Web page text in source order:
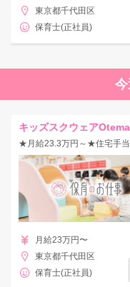
東京都千代田区
保育士(正社員)
月給23万円〜
東京都千代田区
保育士(正社員)